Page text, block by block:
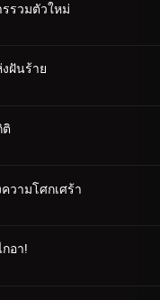
รวมตัวใหม่
ฝันร้าย
ติ
วามโศกเศร้า
อา!